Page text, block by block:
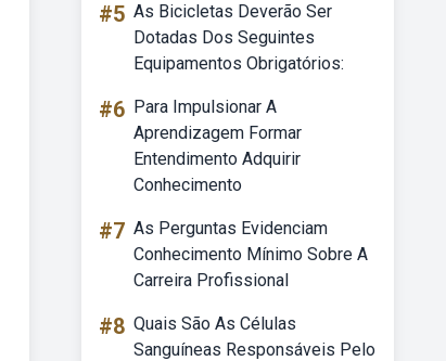
#5 As Bicicletas Deverão Ser
Dotadas Dos Seguintes
Equipamentos Obrigatórios:
#6 Para Impulsionar A
Aprendizagem Formar
Entendimento Adquirir
Conhecimento
#7 As Perguntas Evidenciam
Conhecimento Mínimo Sobre A
Carreira Profissional
#8 Quais São As Células
Sanguíneas Responsáveis Pelo